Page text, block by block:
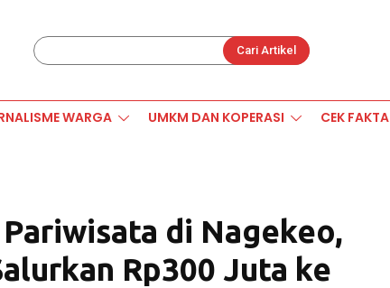
Cari Artikel
WARGA UMKM DAN KOPERASI CEK FAKTA
di Nagekeo,
Rp300 Juta ke